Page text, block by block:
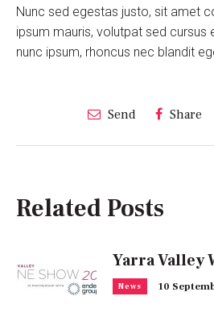
Nunc sed egestas justo, sit amet
ipsum mauris, volutpat sed cursus
nunc ipsum, rhoncus nec blandit
Send Share
Related Posts
Yarra Valley
News 10